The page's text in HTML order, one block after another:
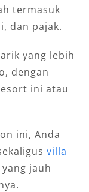
termasuk
dan pajak.
yang lebih
dengan
ini atau
ini, Anda
villa
jauh